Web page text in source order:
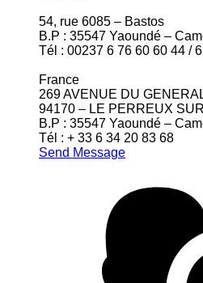
54, rue 6085 – Bastos
B.P : 35547 Yaoundé –
Tél : 00237 6 76 60 60 44 /
France
269 AVENUE DU
94170 – LE PERREUX
B.P : 35547 Yaoundé –
Tél : + 33 6 34 20 83 68
Send Message